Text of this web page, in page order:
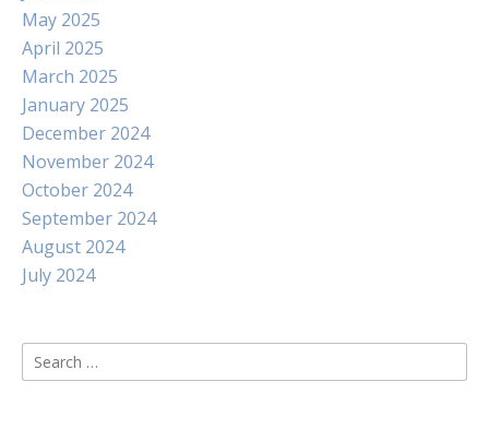
May 2025
April 2025
March 2025
January 2025
December 2024
November 2024
October 2024
September 2024
August 2024
July 2024
Search
for: